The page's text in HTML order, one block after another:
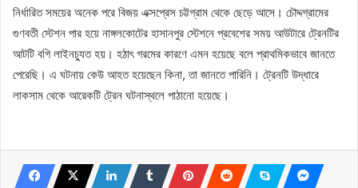
নির্ধারিত সময়ের অনেক পরে বিজয় এক্সপ্রেস চট্টগ্রাম থেকে ছেড়ে আসে। চৌদ্দগ্রামের
গুণবতী স্টেশন পার হয়ে নাঙ্গলকোটের হাসানপুর স্টেশনে প্রবেশের সময় আউটারে ট্রেনটির
আটটি বগি লাইনচ্যুত হয়। হঠাৎ গরমের কারণে এমন হয়েছে বলে প্রাথমিকভাবে জানতে
পেরেছি। এ ঘটনায় কেউ আহত হয়েছেন কিনা, তা জানতে পারিনি। ট্রেনটি উদ্ধারে
লাকসাম থেকে আরেকটি ট্রেন ঘটনাস্থলে পাঠানো হয়েছে।